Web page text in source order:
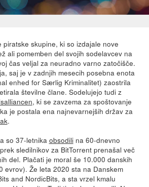
skupine, ki so izdajale nove
ali pomemben del svojih sodelavcev na
čas veljal za neuradno varno zatočišče.
saj je v zadnjih mesecih posebna enota
enhed for Særlig Kriminalitet) zaostrila
številne člane. Sodelujejo tudi z
, ki se zavzema za spoštovanje
je postala ena najnevarnejših držav za
.
so 37-letnika obsodilina 60-dnevno
sledilnikov za BitTorrent prenašal več
del. Plačati je moral še 10.000 danskih
evrov). Že leta 2020 sta na Danskem
and NordicBits, a sta vrzel kmalu